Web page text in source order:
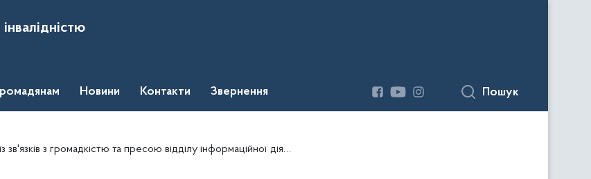
Новини Контакти Звернення Пошук
з громадкістю та пресою відділу інформаційної діяльності та комунікацій з громадкістю